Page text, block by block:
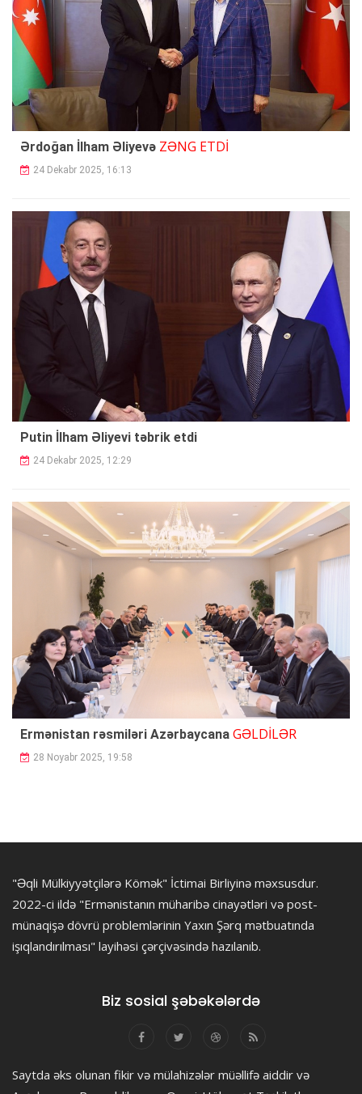
Ərdoğan İlham Əliyevə ZƏNG ETDİ
24 Dekabr 2025, 16:13
Putin İlham Əliyevi təbrik etdi
24 Dekabr 2025, 12:29
Ermənistan rəsmiləri Azərbaycana GƏLDİLƏR
28 Noyabr 2025, 19:58
"Əqli Mülkiyyətçilərə Kömək" İctimai Birliyinə məxsusdur.
2022-ci ildə "Ermənistanın müharibə cinayətləri və post-
münaqişə dövrü problemlərinin Yaxın Şərq mətbuatında
işıqlandırılması" layihəsi çərçivəsində hazılanıb.
Biz sosial şəbəkələrdə
Saytda əks olunan fikir və mülahizələr müəllifə aiddir və